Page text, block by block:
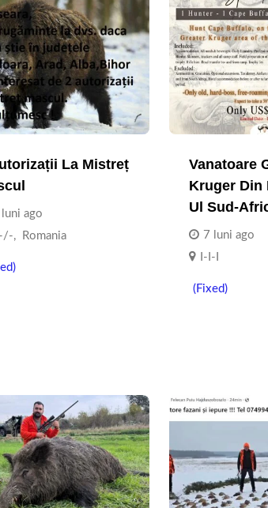
La Mistreț
ago
, Romania
Vanatoare
Kruger Din
Ul Sud-
7 luni ago
I-I-I
(Fixed)